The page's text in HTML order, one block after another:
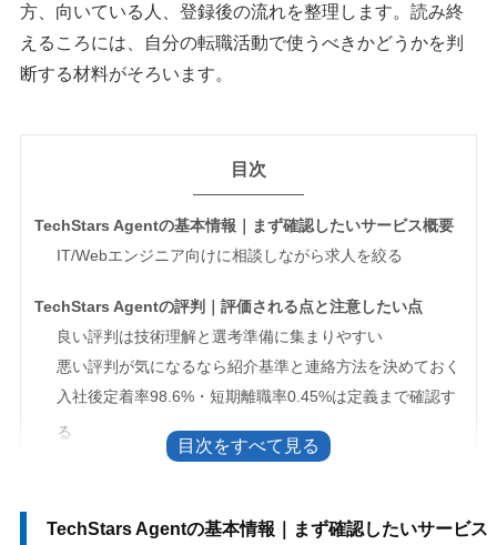
方、向いている人、登録後の流れを整理します。読み終
えるころには、自分の転職活動で使うべきかどうかを判
断する材料がそろいます。
目次
TechStars Agentの基本情報｜まず確認したいサービス概要
IT/Webエンジニア向けに相談しながら求人を絞る
TechStars Agentの評判｜評価される点と注意したい点
良い評判は技術理解と選考準備に集まりやすい
悪い評判が気になるなら紹介基準と連絡方法を決めておく
入社後定着率98.6%・短期離職率0.45%は定義まで確認す
る
TechStars Agentの基本情報｜まず確認したいサービス